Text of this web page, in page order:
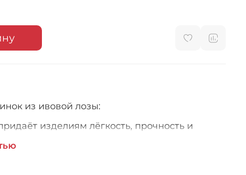
из ивовой лозы:
изделиям лёгкость, прочность и
вручную.